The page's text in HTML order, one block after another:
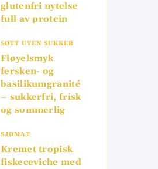
glutenfri nytelse
full av protein
SØTT UTEN SUKKER
Fløyelsmyk
fersken- og
basilikumgranité
– sukkerfri, frisk
og sommerlig
SJØMAT
Kremet tropisk
fiskeceviche med